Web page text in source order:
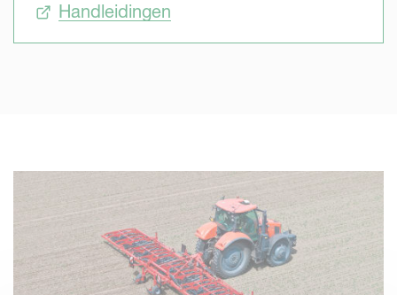
Handleidingen